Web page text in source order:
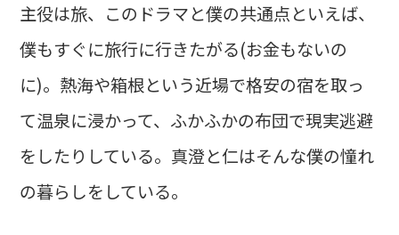
主役は旅、このドラマと僕の共通点といえば、
僕もすぐに旅行に行きたがる(お金もないの
に)。熱海や箱根という近場で格安の宿を取っ
て温泉に浸かって、ふかふかの布団で現実逃避
をしたりしている。真澄と仁はそんな僕の憧れ
の暮らしをしている。